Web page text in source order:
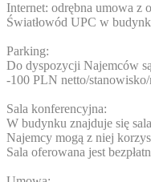
Internet: odrębna umowa z
Światłowód UPC w
Parking:
Do dyspozycji Najemców
-100 PLN netto/stanowisko/
Sala konferencyjna:
W budynku znajduje się
Najemcy mogą z niej
Sala oferowana jest